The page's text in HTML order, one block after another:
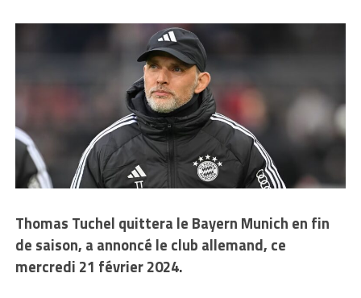
Thomas Tuchel quittera le Bayern Munich en fin
de saison, a annoncé le club allemand, ce
mercredi 21 février 2024.